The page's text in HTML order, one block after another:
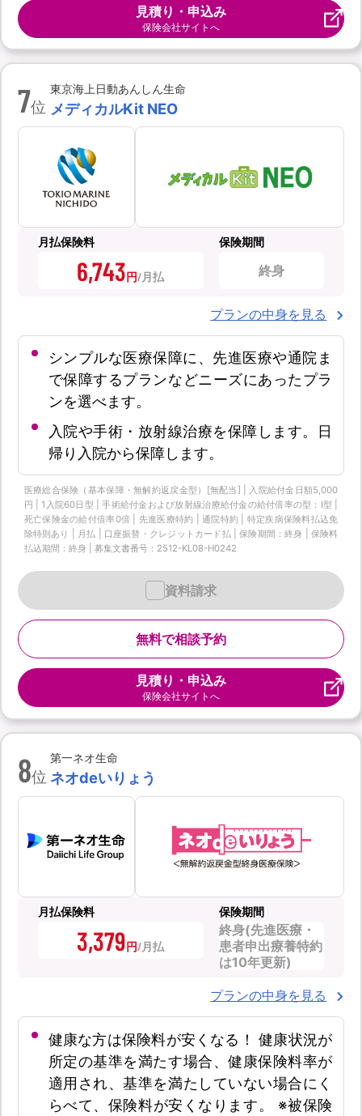
見積り・申込み
保険会社サイトへ
7位
東京海上日動あんしん生命
メディカルKit NEO
月払保険料
6,743円
保険期間
終身
プランの中身を見る
シンプルな医療保障に、先進医療や通院ま
で保障するプランなどニーズにあったプラ
ンを選べます。
入院や手術・放射線治療を保障します。日
帰り入院から保障します。
医療総合保険（基本保障・無解約返戻金型）[無配当] | 入院給付金日額5,000
円 | 1入院60日型 | 手術給付金および放射線治療給付金の給付倍率の型：I型 |
死亡保険金の給付倍率0倍 | 先進医療特約 | 通院特約 | 特定疾病保険料払込免
除特則あり | 月払 | 口座振替・クレジットカード払 | 保険期間：終身 | 保険料
払込期間：終身 | 募集文書番号：2512-KL08-H0242
無料で相談予約
資料請求
見積り・申込み
保険会社サイトへ
8位
第一ネオ生命
ネオdeいりょう
月払保険料
3,379円
保険期間
終身(先進医療・
患者申出療養特約
は10年更新)
プランの中身を見る
健康な方は保険料が安くなる！ 健康状況が
所定の基準を満たす場合、健康保険料率が
適用され、基準を満たしていない場合にく
らべて、保険料が安くなります。 ※被保険